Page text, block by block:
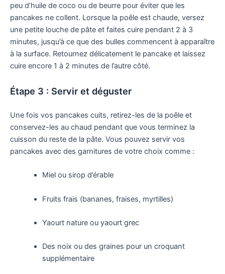
peu d’huile de coco ou de beurre pour éviter que les
pancakes ne collent. Lorsque la poêle est chaude, versez
une petite louche de pâte et faites cuire pendant 2 à 3
minutes, jusqu’à ce que des bulles commencent à apparaître
à la surface. Retournez délicatement le pancake et laissez
cuire encore 1 à 2 minutes de l’autre côté.
Étape 3 : Servir et déguster
Une fois vos pancakes cuits, retirez-les de la poêle et
conservez-les au chaud pendant que vous terminez la
cuisson du reste de la pâte. Vous pouvez servir vos
pancakes avec des garnitures de votre choix comme :
Miel ou sirop d’érable
Fruits frais (bananes, fraises, myrtilles)
Yaourt nature ou yaourt grec
Des noix ou des graines pour un croquant
supplémentaire